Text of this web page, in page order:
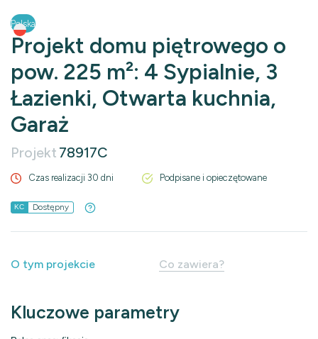
Polska
Projekt domu piętrowego o
pow. 225 m²: 4 Sypialnie, 3
Łazienki, Otwarta kuchnia,
Garaż
Projekt 78917C
Czas realizacji 30 dni Podpisane i opieczętowane
KC Dostępny
O tym projekcie Co zawiera?
Kluczowe parametry